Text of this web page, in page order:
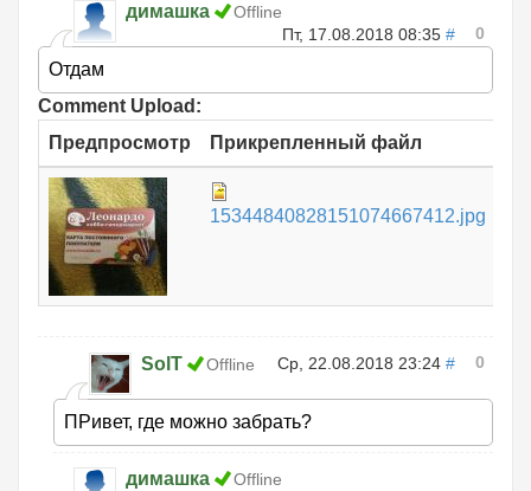
димашка
Offline
Пт, 17.08.2018 08:35 # 0
Отдам
Comment Upload:
Предпросмотр
Прикрепленный файл
15344840828151074667412.jpg
SolT Offline Ср, 22.08.2018 23:24 # 0
ПРивет, где можно забрать?
димашка Offline